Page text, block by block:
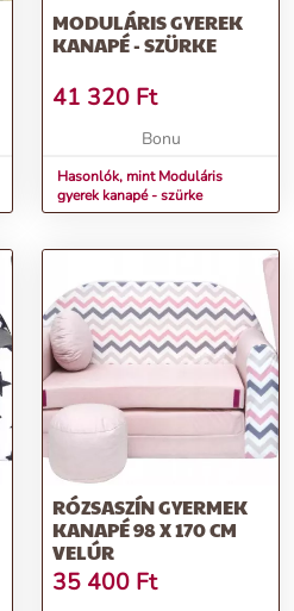
MODULÁRIS GYEREK
KANAPÉ - SZÜRKE
41 320 Ft
Bonu
Hasonlók, mint Moduláris
gyerek kanapé - szürke
RÓZSASZÍN GYERMEK
KANAPÉ 98 X 170 CM
VELÚR
35 400 Ft